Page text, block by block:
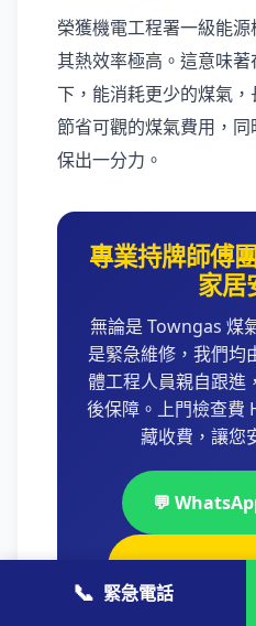
榮獲機電工程署一級能
其熱效率極高。這意味
下，能消耗更少的煤氣
節省可觀的煤氣費用，
保出一分力。
專業持牌師傅
家居
無論是 Towngas 煤
是緊急維修，我們均
體工程人員親自跟進
後保障。上門檢查費
藏收費，讓您
💬
📞
📞 緊急電話